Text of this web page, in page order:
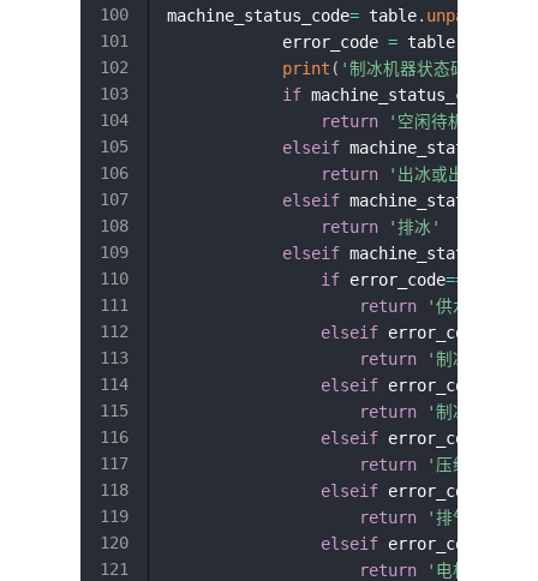
machine_status_code= table. unpack
            error_code
= table
print ( '制冰机器状态码:'
if machine_status_code
return
'空闲待机'
elseif machine_status_code
return
'出冰或出水中'
elseif machine_status_code
return
'排冰'
elseif machine_status_code
if error_code==
return
'供水不足'
elseif error_code
return
'制冰机内部
elseif error_code
return
'制冰机内部
elseif error_code
return
'压缩机温度
elseif error_code
return
'排气孔温度
elseif error_code
return
'电机电流过